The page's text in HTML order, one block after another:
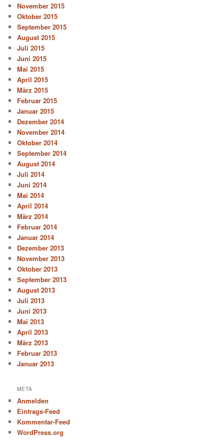
November 2015
Oktober 2015
September 2015
August 2015
Juli 2015
Juni 2015
Mai 2015
April 2015
März 2015
Februar 2015
Januar 2015
Dezember 2014
November 2014
Oktober 2014
September 2014
August 2014
Juli 2014
Juni 2014
Mai 2014
April 2014
März 2014
Februar 2014
Januar 2014
Dezember 2013
November 2013
Oktober 2013
September 2013
August 2013
Juli 2013
Juni 2013
Mai 2013
April 2013
März 2013
Februar 2013
Januar 2013
META
Anmelden
Eintrags-Feed
Kommentar-Feed
WordPress.org